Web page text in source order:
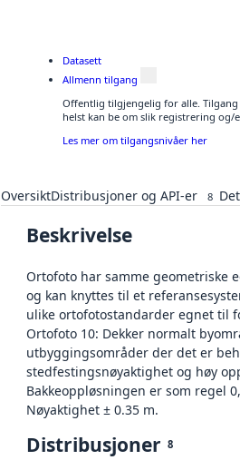
Datasett
Allmenn tilgang
Offentlig tilgjengelig for alle.
helst kan be om slik registrering og/
Les mer om tilgangsnivåer her
OversiktDistribusjoner og API-er 8
Beskrivelse
Ortofoto har samme geometriske
og kan knyttes til et
ulike ortofotostandarder egnet til
Ortofoto 10: Dekker normalt
utbyggingsområder der det er
stedfestingsnøyaktighet og høy
Bakkeoppløsningen er som regel
Nøyaktighet ± 0.35 m.
Distribusjoner 8